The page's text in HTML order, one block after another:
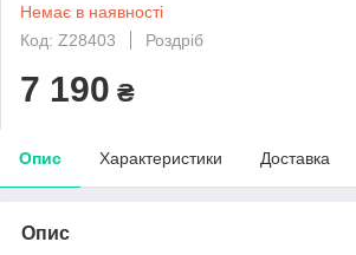
Немає в наявності
Код: Z28403
Роздріб
7 190 ₴
Опис Характеристики Доставка
Опис